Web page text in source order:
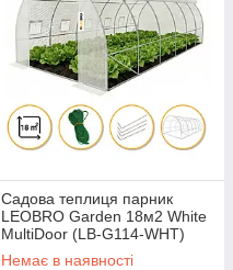
Садова теплиця парник
LEOBRO Garden 18м2 White
MultiDoor (LB-G114-WHT)
Немає в наявності